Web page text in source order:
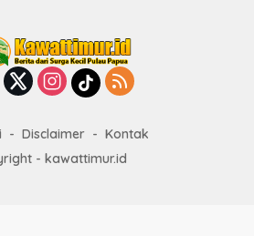
Disclaimer
Kontak
- kawattimur.id